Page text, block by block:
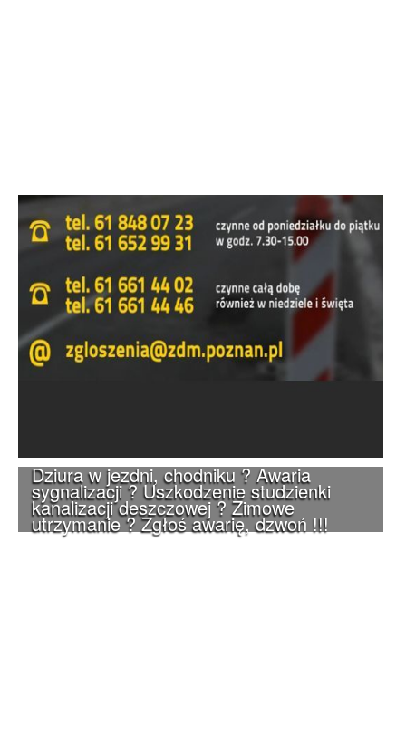
Dziura w jezdni, chodniku ? Awaria
sygnalizacji ? Uszkodzenie studzienki
kanalizacji deszczowej ? Zimowe
utrzymanie ? Zgłoś awarię, dzwoń !!!